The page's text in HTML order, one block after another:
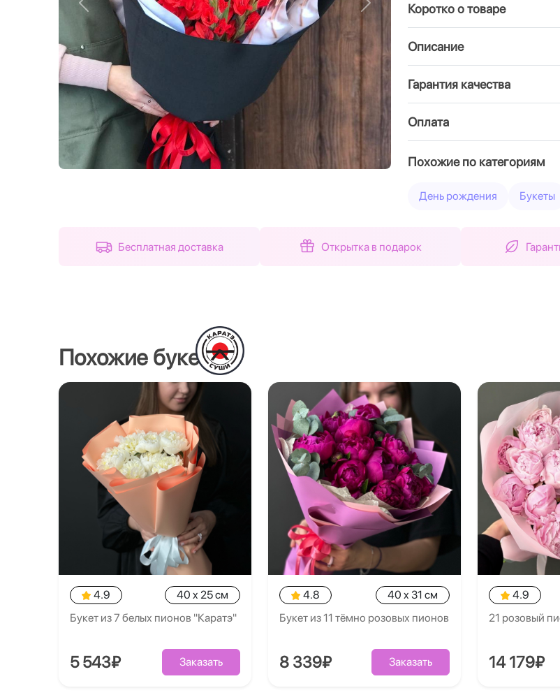
Назад Вперед Коротко о товаре
Описание
Гарантия качества
Оплата
Похожие по категориям
День рождения Букеты
Бесплатная доставка Открытка в подарок
Похожие букеты
4.9
40 x 25 см
Букет из 7 белых пионов "Каратэ"
5 543₽ Заказать
4.8
40 x 31 см
Букет из 11 тёмно розовых пионов
8 339₽ Заказать
4.9
21 розовый
14 179₽